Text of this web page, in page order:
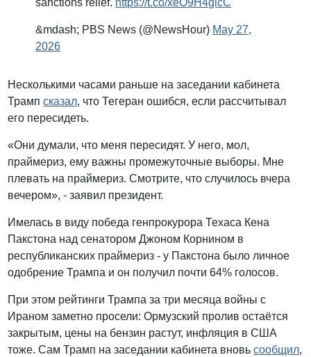
sanctions relief. https://t.co/xeO9H4gicC
&mdash; PBS News (@NewsHour) May 27,
2026
Несколькими часами раньше на заседании кабинета
Трампсказал, что Тегеран ошибся, если рассчитывал
его пересидеть.
«Они думали, что меня пересидят. У него, мол,
праймериз, ему важны промежуточные выборы. Мне
плевать на праймериз. Смотрите, что случилось вчера
вечером», - заявил президент.
Имелась в виду победа генпрокурора Техаса Кена
Пакстона над сенатором Джоном Корнином в
республиканских праймериз - у Пакстона было личное
одобрение Трампа и он получил почти 64% голосов.
При этом рейтинги Трампа за три месяца войны с
Ираном заметно просели: Ормузский пролив остаётся
закрытым, цены на бензин растут, инфляция в США
тоже. Сам Трамп на заседании кабинета вновьсообщил,